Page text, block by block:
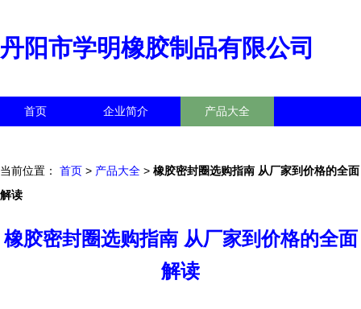
丹阳市学明橡胶制品有限公司
首页 企业简介 产品大全
当前位置： 首页 > 产品大全 > 橡胶密封圈选购指南 从厂家到价格的全面
解读
橡胶密封圈选购指南 从厂家到价格的全面
解读